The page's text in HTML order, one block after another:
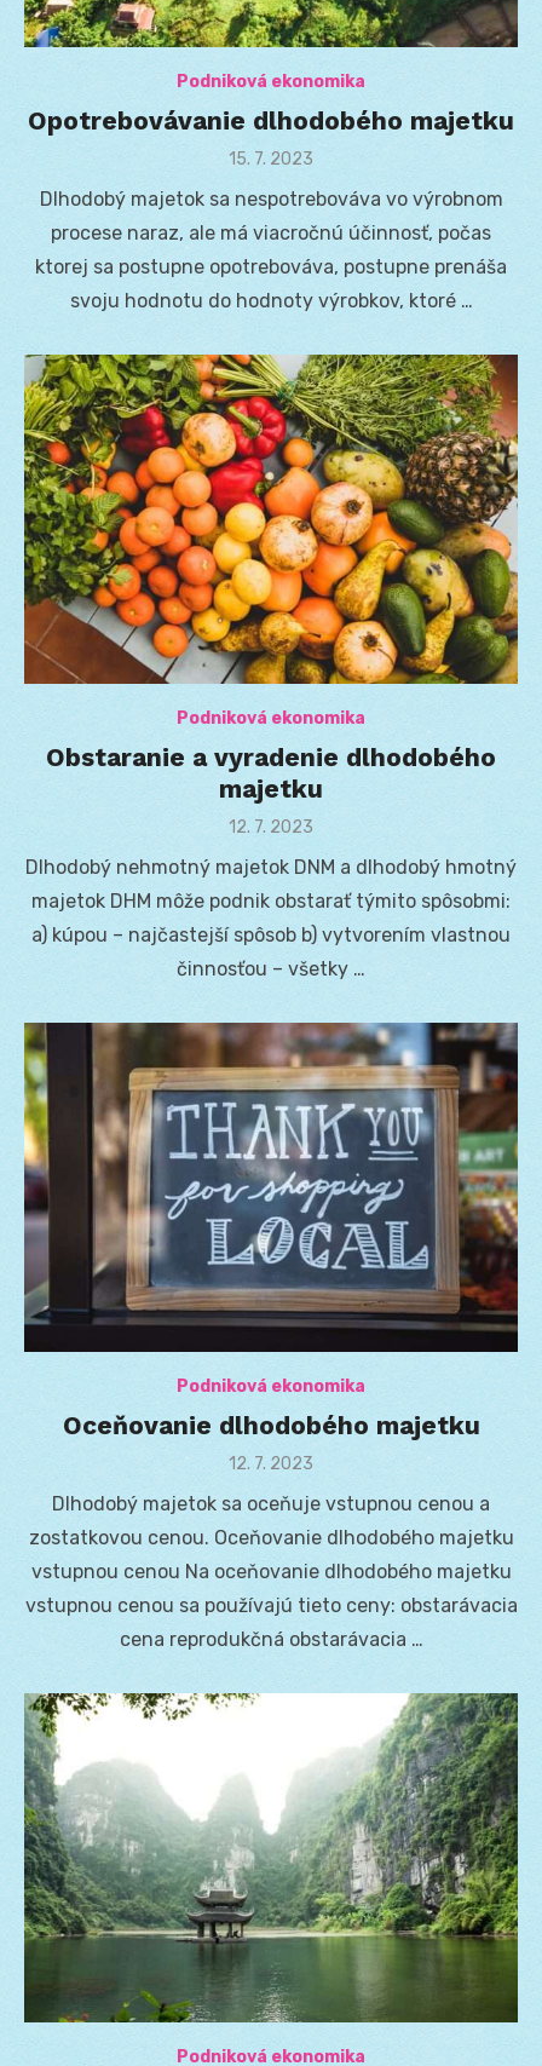
Podniková ekonomika
Opotrebovávanie dlhodobého majetku
Posted
15. 7. 2023
Dlhodobý majetok sa nespotrebováva vo výrobnom
procese naraz, ale má viacročnú účinnosť, počas
ktorej sa postupne opotrebováva, postupne prenáša
svoju hodnotu do hodnoty výrobkov, ktoré …
Podniková ekonomika
Obstaranie a vyradenie dlhodobého
majetku
Posted
12. 7. 2023
Dlhodobý nehmotný majetok DNM a dlhodobý hmotný
majetok DHM môže podnik obstarať týmito spôsobmi:
a) kúpou – najčastejší spôsob b) vytvorením vlastnou
činnosťou – všetky …
Podniková ekonomika
Oceňovanie dlhodobého majetku
Posted
12. 7. 2023
Dlhodobý majetok sa oceňuje vstupnou cenou a
zostatkovou cenou. Oceňovanie dlhodobého majetku
vstupnou cenou Na oceňovanie dlhodobého majetku
vstupnou cenou sa používajú tieto ceny: obstarávacia
cena reprodukčná obstarávacia …
Podniková ekonomika